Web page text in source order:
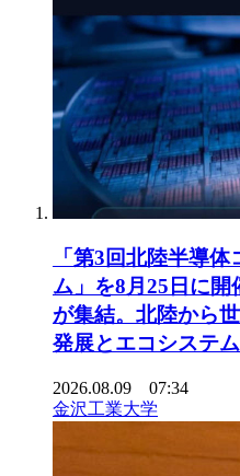
「第3回北陸半導
ム」を8月25日に
が集結。北陸から
発展とエコシステ
2026.08.09 07:34
金沢工業大学